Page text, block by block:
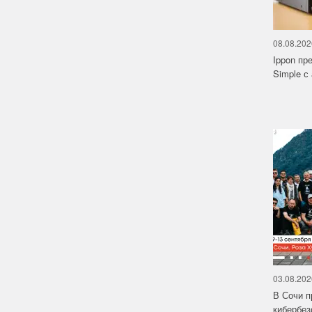
Ippon
Simple с
В Сочи